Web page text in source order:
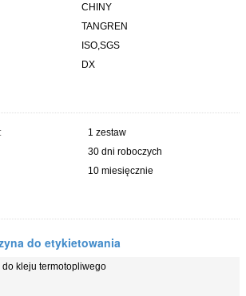
CHINY
TANGREN
ISO,SGS
DX
1 zestaw
30 dni roboczych
10 miesięcznie
do etykietowania
do kleju termotopliwego